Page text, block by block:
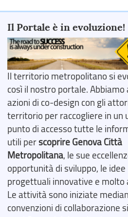
Il Portale è in evoluzione!
Il territorio metropolitano si
così il nostro portale. Abbiamo
azioni di co-design con gli
territorio per raccogliere in un
punto di accesso tutte le
utili perscoprire Genova Città
Metropolitana, le sue
opportunità di sviluppo, le idee
progettuali innovative e molto
Le attività sono iniziate
convenzioni di collaborazione